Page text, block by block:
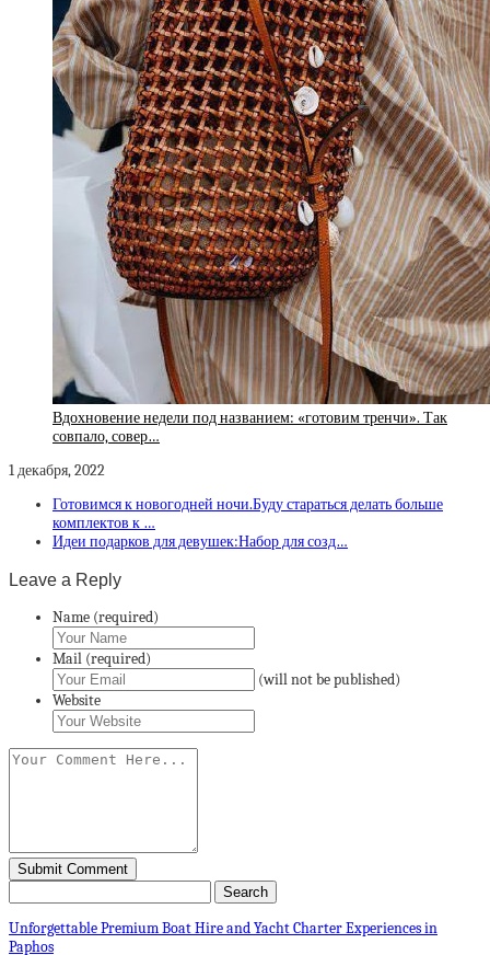
Вдохновение недели под названием: «готовим тренчи». Так
совпало, совер…
1 декабря, 2022
Готовимся к новогодней ночи.Буду стараться делать больше
комплектов к …
Идеи подарков для девушек:Набор для созд…
Leave a Reply
Name (required)
Mail (required)
(will not be published)
Website
Unforgettable Premium Boat Hire and Yacht Charter Experiences in
Paphos